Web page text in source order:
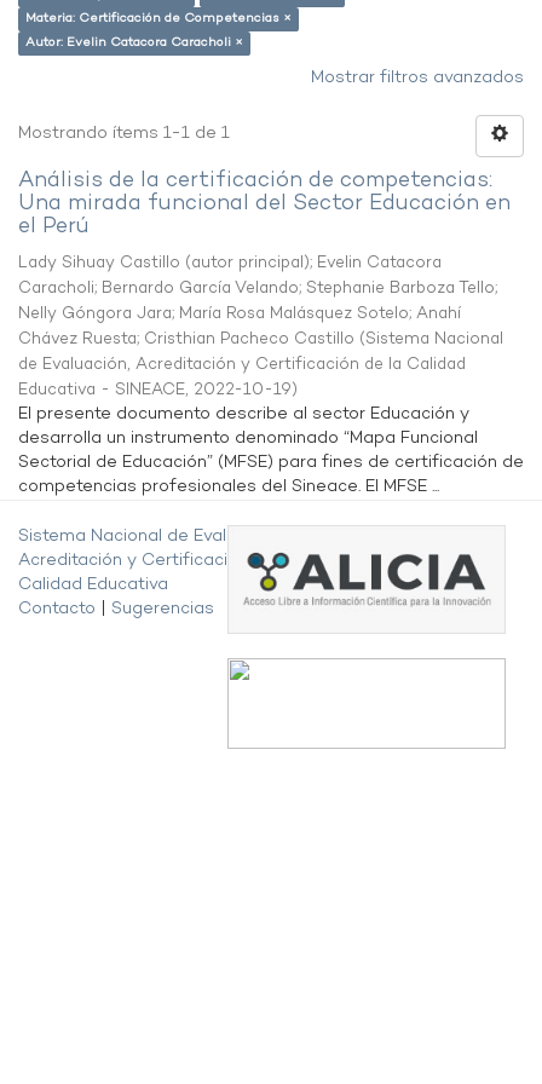
Materia: Certificación de Competencias ×
Autor: Evelin Catacora Caracholi ×
Mostrar filtros avanzados
Mostrando ítems 1-1 de 1
Análisis de la certificación de competencias:
Una mirada funcional del Sector Educación en
el Perú
Lady Sihuay Castillo (autor principal); Evelin Catacora
Caracholi; Bernardo García Velando; Stephanie Barboza Tello;
Nelly Góngora Jara; María Rosa Malásquez Sotelo; Anahí
Chávez Ruesta; Cristhian Pacheco Castillo (Sistema Nacional
de Evaluación, Acreditación y Certificación de la Calidad
Educativa - SINEACE, 2022-10-19)
El presente documento describe al sector Educación y
desarrolla un instrumento denominado “Mapa Funcional
Sectorial de Educación” (MFSE) para fines de certificación de
competencias profesionales del Sineace. El MFSE ...
Sistema Nacional de Evaluación,
Acreditación y Certificación de la
Calidad Educativa
Contacto
Sugerencias